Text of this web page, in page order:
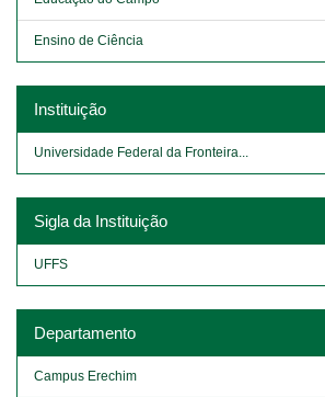
Ensino de Ciência
Instituição
Universidade Federal da Fronteira...
Sigla da Instituição
UFFS
Departamento
Campus Erechim